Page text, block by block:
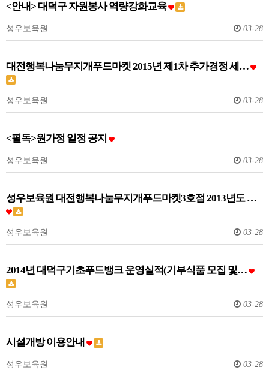
<안내> 대덕구 자원봉사 역량강화교육
성우보육원 03-28
대전행복나눔무지개푸드마켓 2015년 제1차 추가경정 세…
성우보육원 03-28
<필독>원가정 일정 공지
성우보육원 03-28
성우보육원 대전행복나눔무지개푸드마켓3호점 2013년도 …
성우보육원 03-28
2014년 대덕구기초푸드뱅크 운영실적(기부식품 모집 및…
성우보육원 03-28
시설개방 이용안내
성우보육원 03-28